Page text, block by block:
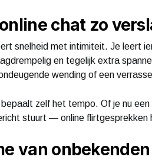
chat zo
snelheid met intimiteit. Je leert
en tegelijk extra
wending of een
zelf het tempo. Of je nu
stuurt — online flirtgesprekken
van